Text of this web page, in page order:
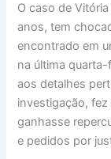
O caso de
anos, tem
encontrado em
na última
aos detalhes
investigação,
ganhasse
e pedidos por